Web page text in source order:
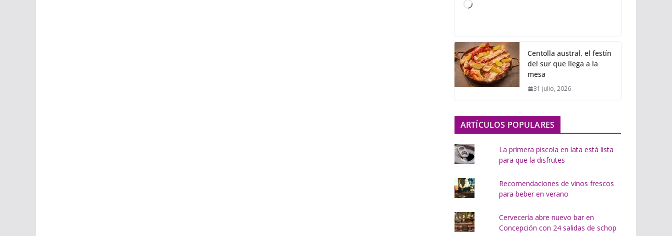
C
g
a
n
d
.
.
Centolla austral, el festín
del sur que llega a la
mesa
31 julio, 2026
ARTÍCULOS POPULARES
La primera piscola en lata está lista
para que la disfrutes
Recomendaciones de vinos frescos
para beber en verano
Cervecería abre nuevo bar en
Concepción con 24 salidas de schop